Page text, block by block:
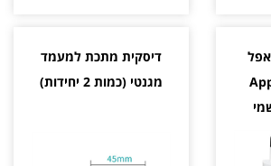
אפל
דיסקית מתכת למעמד
מגנטי (כמות 2 יחידות)